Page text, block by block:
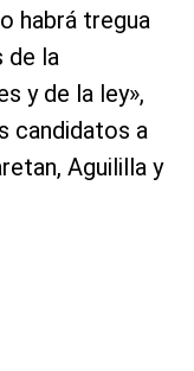
habrá tregua
de la
y de la ley»,
candidatos a
Aguililla y